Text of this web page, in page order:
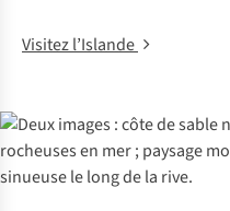
Visitez l’Islande